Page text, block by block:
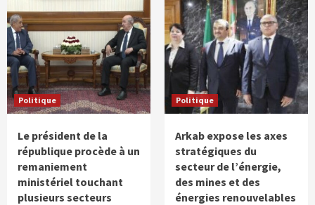
Politique
Le président de la
république procède à un
remaniement
ministériel touchant
plusieurs secteurs
Politique
Arkab expose les axes
stratégiques du
secteur de l’énergie,
des mines et des
énergies renouvelables